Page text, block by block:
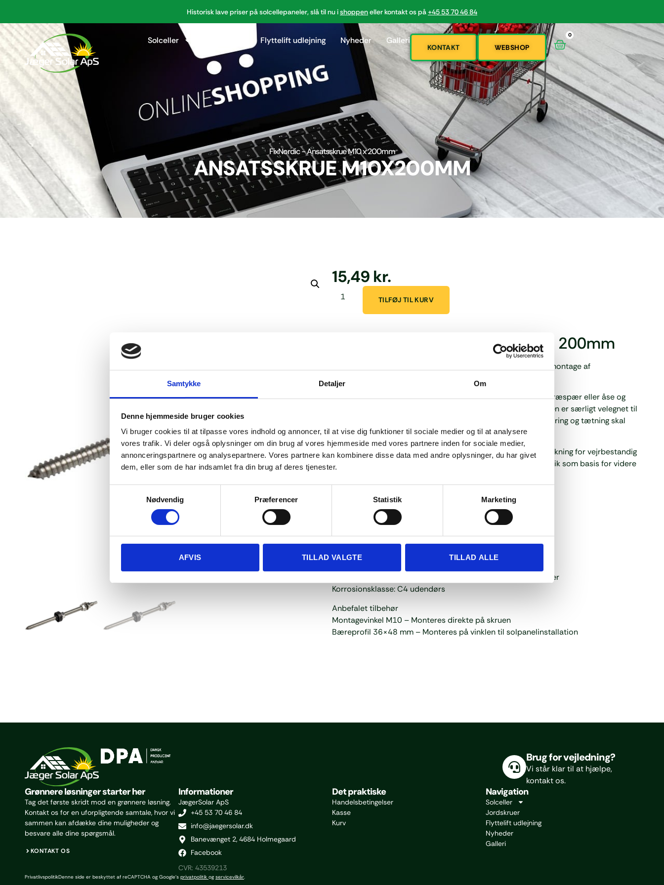
Samtykke Detaljer Om
Denne hjemmeside bruger cookies
Vi bruger cookies til at tilpasse vores indhold og annoncer, til at vise dig funktioner til sociale medier og til at analysere
vores trafik. Vi deler også oplysninger om din brug af vores hjemmeside med vores partnere inden for sociale medier,
annonceringspartnere og analysepartnere. Vores partnere kan kombinere disse data med andre oplysninger, du har givet
dem, eller som de har indsamlet fra din brug af deres tjenester.
Nødvendig
Præferencer Statistik Marketing
AFVIS TILLAD VALGTE TILLAD ALLE
Historisk lave priser på solcellepaneler, slå til nu ishoppeneller kontakt os på +45 53 70 46 84
Solceller Flyttelift udlejning Nyheder Galleri
KONTAKT WEBSHOP
0
FixNordic - Ansatsskrue M10 x 200mm
ANSATSSKRUE M10X200MM
15,49 kr.
TILFØJ TIL KURV
FixNordic – Ansatsskrue M10 x 200mm
Fixnordic Ansatsskrue (M10×200 mm) – Forankringssæt til montage af
Denne M10×200 mm ansatsskrue anvendes til fastgørelse i træspær eller åse og
udgør et bærende element i Fixnordics montagesystemer. Den er særligt velegnet til
eternit- og skråtage med koldt eller varmt tag, hvor gennemføring og tætning skal
udføres korrekt.
Skruen er udført i rustfrit stål og leveres typisk med EPDM-pakning for vejrbestandig
tætning ved tagfladen. Monteres med underlagsskive og møtrik som basis for videre
Dimension: M10×200 mm
Anvendelse: Træspær eller åse (min. 50 mm Leff)
Montering: Forboring og indspænding med møtrik
Kompatibilitet: Montagevinkel M10 og Fixnordic profilsystemer
Korrosionsklasse: C4 udendørs
Anbefalet tilbehør
Montagevinkel M10 – Monteres direkte på skruen
Bæreprofil 36×48 mm – Monteres på vinklen til solpanelinstallation
Brug for vejledning?
Vi står klar til at hjælpe,
kontakt os.
Grønnere løsninger starter her
Tag det første skridt mod en grønnere løsning.
Kontakt os for en uforpligtende samtale, hvor vi
sammen kan afdække dine muligheder og
besvare alle dine spørgsmål.
KONTAKT OS
Informationer
JægerSolar ApS
+45 53 70 46 84
info@jaegersolar.dk
Banevænget 2, 4684 Holmegaard
Facebook
CVR: 43539213
Det praktiske
Handelsbetingelser
Kasse
Kurv
Navigation
Solceller
Jordskruer
Flyttelift udlejning
Nyheder
Galleri
PrivatlivspolitikDenne side er beskyttet af reCAPTCHA og Google’s privatpolitik og servicevilkår.